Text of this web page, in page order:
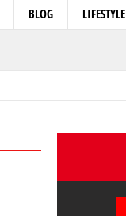
BLOG LIFESTYLE